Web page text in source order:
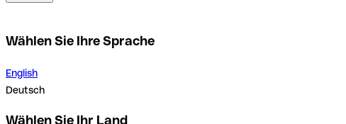
Wählen Sie Ihre Sprache
English
Deutsch
Wählen Sie Ihr Land